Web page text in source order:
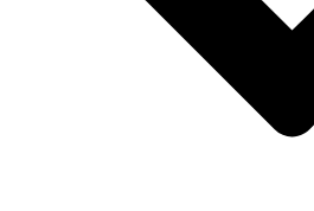
Harald Schwiers